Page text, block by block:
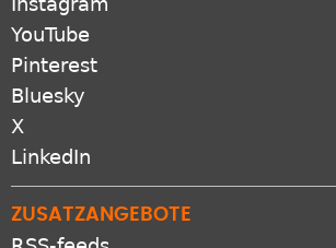
Instagram
YouTube
Pinterest
Bluesky
X
ZUSATZANGEBOTE